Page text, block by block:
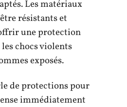
Les matériaux
résistants et
une protection
chocs violents
exposés.
de protections pour
immédiatement